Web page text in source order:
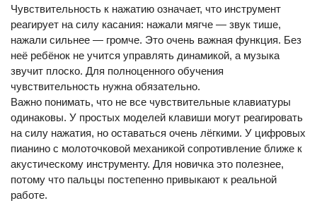
Чувствительность к нажатию означает, что инструмент
реагирует на силу касания: нажали мягче — звук тише,
нажали сильнее — громче. Это очень важная функция. Без
неё ребёнок не учится управлять динамикой, а музыка
звучит плоско. Для полноценного обучения
чувствительность нужна обязательно.
Важно понимать, что не все чувствительные клавиатуры
одинаковы. У простых моделей клавиши могут реагировать
на силу нажатия, но оставаться очень лёгкими. У цифровых
пианино с молоточковой механикой сопротивление ближе к
акустическому инструменту. Для новичка это полезнее,
потому что пальцы постепенно привыкают к реальной
работе.